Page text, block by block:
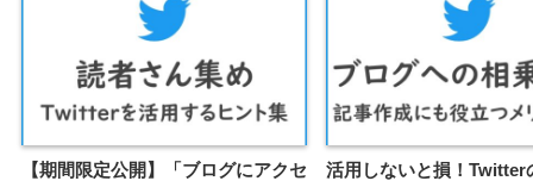
【期間限定公開】「ブログにアクセ
活用しないと損！Twitter